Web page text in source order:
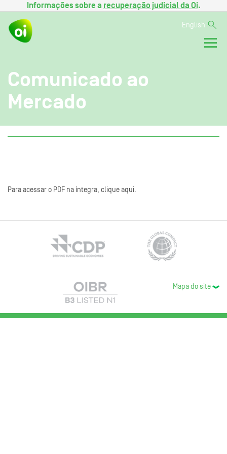
Informações sobre a recuperação judicial da Oi.
English
Comunicado ao
Mercado
Para acessar o PDF na íntegra, clique aqui.
Mapa do site